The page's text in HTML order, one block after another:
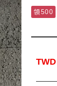
領500